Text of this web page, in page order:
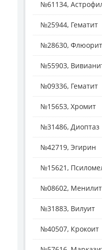
№61134,
№25944, Гематит
№28630, Флюорит
№55903,
№09336, Гематит
№15653, Хромит
№31486, Диоптаз
№42719, Эгирин
№15621,
№08602, Менилит
№31883, Вилуит
№40507, Крокоит